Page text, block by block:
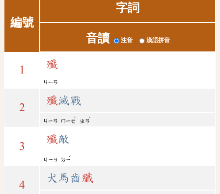
編號
字詞
音讀 注音 漢語拼音
1 殲
ㄐㄧㄢ
2
殲滅戰
ㄐㄧㄢ ㄇㄧㄝ
ˋ
ㄓㄢ
ˋ
3
殲敵
ㄐㄧㄢ ㄉㄧ
ˊ
4
犬馬齒殲